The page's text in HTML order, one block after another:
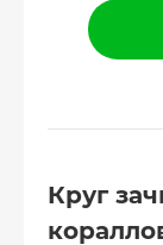
Круг